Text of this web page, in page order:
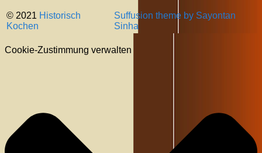
© 2021 Historisch
Kochen
Suffusion theme by Sayontan
Sinha
Cookie-Zustimmung verwalten